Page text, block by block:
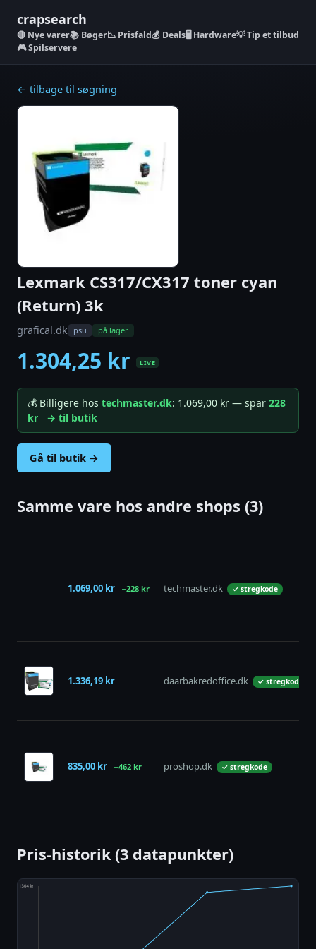
crapsearch
Nye varer📚 Bøger📉 Prisfald💰 Deals🖥️ Hardware💡 Tip et tilbud
🎮 Spilservere
← tilbage til søgning
Lexmark CS317/CX317 toner cyan
(Return) 3k
grafical.dk psu på lager
1.304,25 kr LIVE
💰 Billigere hos techmaster.dk: 1.069,00 kr — spar 228
kr
→ til butik
Gå til butik →
Samme vare hos andre shops (3)
1.069,00 kr −228 kr techmaster.dk ✓ stregkode
1.336,19 kr daarbakredoffice.dk ✓ stregkode
835,00 kr −462 kr proshop.dk ✓ stregkode
Pris-historik (3 datapunkter)